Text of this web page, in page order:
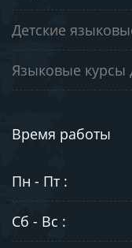
Детские
Языковые курсы
Время работы
Пн - Пт :
Сб - Вс :